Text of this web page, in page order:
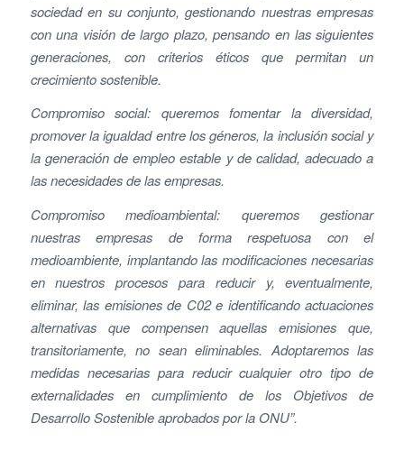
sociedad en su conjunto, gestionando nuestras empresas
con una visión de largo plazo, pensando en las siguientes
generaciones, con criterios éticos que permitan un
crecimiento sostenible.
Compromiso social: queremos fomentar la diversidad,
promover la igualdad entre los géneros, la inclusión social y
la generación de empleo estable y de calidad, adecuado a
las necesidades de las empresas.
Compromiso medioambiental: queremos gestionar
nuestras empresas de forma respetuosa con el
medioambiente, implantando las modificaciones necesarias
en nuestros procesos para reducir y, eventualmente,
eliminar, las emisiones de C02 e identificando actuaciones
alternativas que compensen aquellas emisiones que,
transitoriamente, no sean eliminables. Adoptaremos las
medidas necesarias para reducir cualquier otro tipo de
externalidades en cumplimiento de los Objetivos de
Desarrollo Sostenible aprobados por la ONU”.